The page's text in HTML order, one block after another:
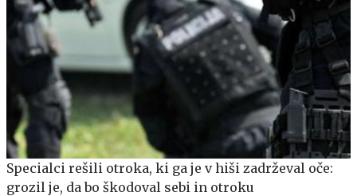
Specialci rešili otroka, ki ga je v hiši zadrževal oče:
grozil je, da bo škodoval sebi in otroku